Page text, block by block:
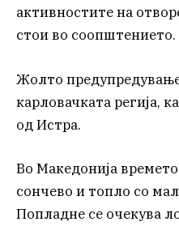
активностите на
стои во соопштението.
Жолто
карловачката регија,
од Истра.
Во Македонија
сончево и топло со
Попладне се очекува